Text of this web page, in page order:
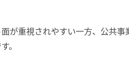
が重視されやすい一方、公共
。